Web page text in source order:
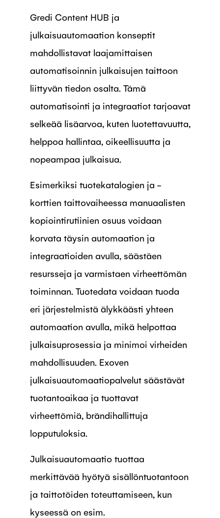
Gredi Content HUB ja
julkaisuautomaation konseptit
mahdollistavat laajamittaisen
automatisoinnin julkaisujen taittoon
liittyvän tiedon osalta. Tämä
automatisointi ja integraatiot tarjoavat
selkeää lisäarvoa, kuten luotettavuutta,
helppoa hallintaa, oikeellisuutta ja
nopeampaa julkaisua.
Esimerkiksi tuotekatalogien ja -
korttien taittovaiheessa manuaalisten
kopiointirutiinien osuus voidaan
korvata täysin automaation ja
integraatioiden avulla, säästäen
resursseja ja varmistaen virheettömän
toiminnan. Tuotedata voidaan tuoda
eri järjestelmistä älykkäästi yhteen
automaation avulla, mikä helpottaa
julkaisuprosessia ja minimoi virheiden
mahdollisuuden. Exoven
julkaisuautomaatiopalvelut säästävät
tuotantoaikaa ja tuottavat
virheettömiä, brändihallittuja
lopputuloksia.
Julkaisuautomaatio tuottaa
merkittävää hyötyä sisällöntuotantoon
ja taittotöiden toteuttamiseen, kun
kyseessä on esim.